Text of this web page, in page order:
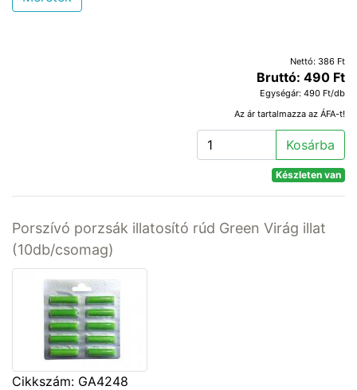
Nettó: 386 Ft
Bruttó: 490 Ft
Egységár: 490 Ft/db
Az ár tartalmazza az ÁFA-t!
Kosárba
Készleten van
Porszívó porzsák illatosító rúd Green Virág illat
(10db/csomag)
Cikkszám: GA4248